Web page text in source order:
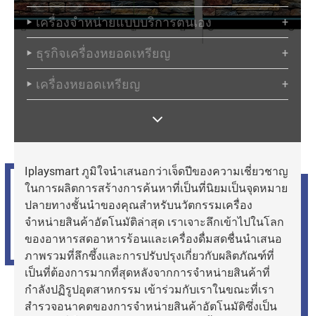
 เครื่องจำหน่ายแบบบริการตนเอง +
 ธุรกิจเครื่องหยอดเหรียญ +
 เครื่องหยอดเหรียญ +
Iplaysmart ภูมิใจนำเสนอกว่าเจ็ดปีของความเชี่ยวชาญ
ในการผลิตการสร้างการค้นหาที่เป็นที่นิยมเป็นจุดหมาย
ปลายทางชั้นนำของคุณสำหรับนวัตกรรมเครื่อง
จำหน่ายสินค้าอัตโนมัติล่าสุด เราเจาะลึกเข้าไปในโลก
ของอาหารสดอาหารร้อนและเครื่องดื่มสดชื่นนำเสนอ
ภาพรวมที่ลึกซึ้งและการปรับปรุงเกี่ยวกับผลิตภัณฑ์ที่
เป็นที่ต้องการมากที่สุดหลังจากการจำหน่ายสินค้าที่
กำลังปฏิรูปอุตสาหกรรม เข้าร่วมกับเราในขณะที่เรา
สำรวจอนาคตของการจำหน่ายสินค้าอัตโนมัติซึ่งเป็น